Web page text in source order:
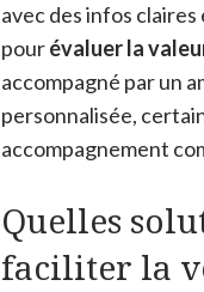
avec des infos
pourévaluer la
accompagné par un
personnalisée,
accompagnement
Quelles
faciliter la